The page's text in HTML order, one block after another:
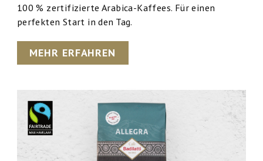
100 % zertifizierte Arabica-Kaffees. Für einen
perfekten Start in den Tag.
MEHR ERFAHREN